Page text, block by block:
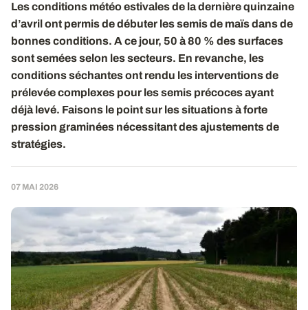
Les conditions météo estivales de la dernière quinzaine
d’avril ont permis de débuter les semis de maïs dans de
bonnes conditions. A ce jour, 50 à 80 % des surfaces
sont semées selon les secteurs. En revanche, les
conditions séchantes ont rendu les interventions de
prélevée complexes pour les semis précoces ayant
déjà levé. Faisons le point sur les situations à forte
pression graminées nécessitant des ajustements de
stratégies.
07 MAI 2026